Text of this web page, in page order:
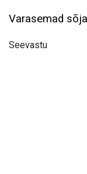
Varasemad
Seevastu